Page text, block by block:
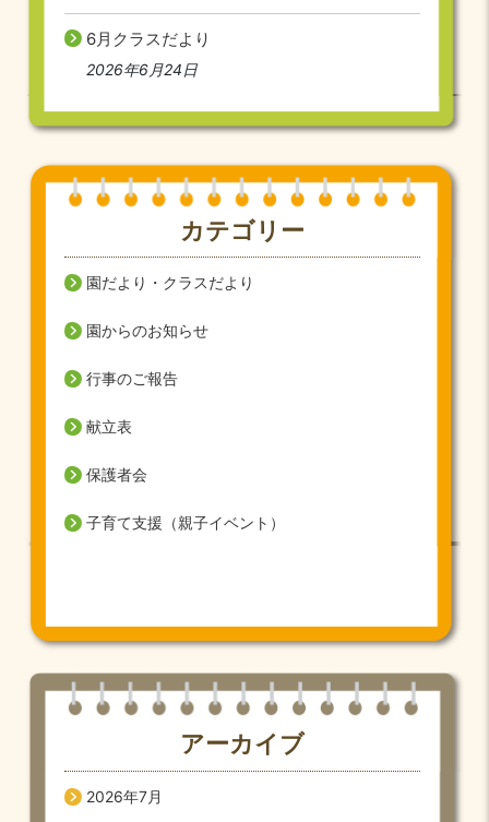
6月クラスだより
2026年6月24日
カテゴリー
園だより・クラスだより
園からのお知らせ
行事のご報告
献立表
保護者会
子育て支援（親子イベント）
アーカイブ
2026年7月